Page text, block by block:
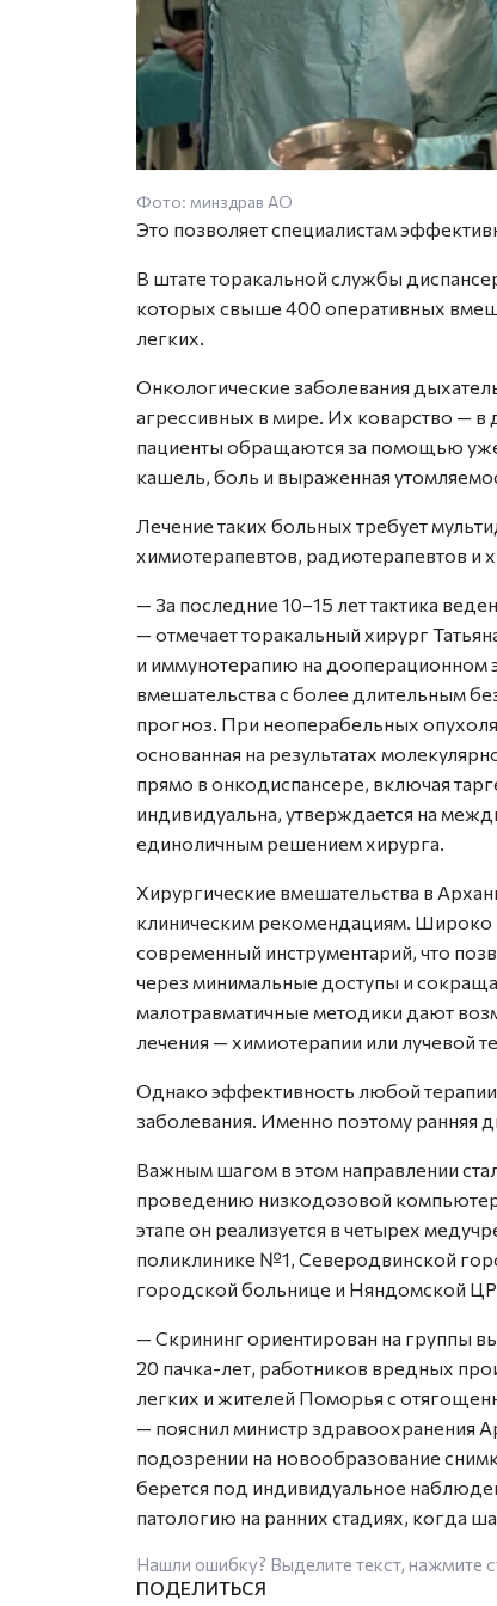
Фото: минздрав АО
Это позволяет специалистам
В штате торакальной службы
которых свыше 400 оперативных
легких.
Онкологические заболевания
агрессивных в мире. Их коварство —
пациенты обращаются за помощью
кашель, боль и выраженная
Лечение таких больных требует
химиотерапевтов, радиотерапевтов и
— За последние 10–15 лет тактика
— отмечает торакальный хирург
и иммунотерапию на дооперационном
вмешательства с более длительным
прогноз. При неоперабельных
основанная на результатах
прямо в онкодиспансере, включая
индивидуальна, утверждается на
единоличным решением хирурга.
Хирургические вмешательства в
клиническим рекомендациям. Широко
современный инструментарий, что
через минимальные доступы и
малотравматичные методики дают
лечения — химиотерапии или лучевой
Однако эффективность любой
заболевания. Именно поэтому ранняя
Важным шагом в этом направлении
проведению низкодозовой
этапе он реализуется в четырех
поликлинике №1, Северодвинской
городской больнице и Няндомской
— Скрининг ориентирован на группы
20 пачка-лет, работников вредных
легких и жителей Поморья с
— пояснил министр здравоохранения
подозрении на новообразование
берется под индивидуальное
патологию на ранних стадиях, когда
Нашли ошибку? Выделите текст, нажмите